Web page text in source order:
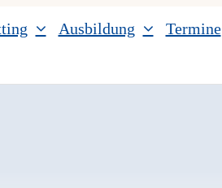
Ausbildung Termine